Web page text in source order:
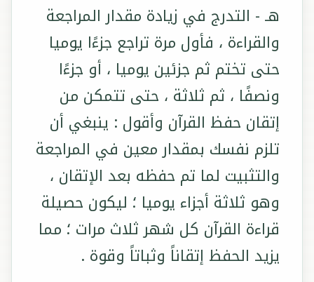
هـ - التدرج في زيادة مقدار المراجعة
والقراءة ، فأول مرة تراجع جزءًا يوميا
حتى تختم ثم جزئين يوميا ، أو جزءًا
ونصفًا ، ثم ثلاثة ، حتى تتمكن من
إتقان حفظ القرآن وأقول : ينبغي أن
تلزم نفسك بمقدار معين في المراجعة
والتثبيت لما تم حفظه بعد الإتقان ،
وهو ثلاثة أجزاء يوميا ؛ ليكون حصيلة
قراءة القرآن كل شهر ثلاث مرات ؛ مما
يزيد الحفظ إتقاناً وثباتاً وقوة .